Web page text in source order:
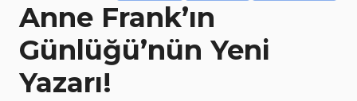
Anne Frank’ın
Günlüğü’nün Yeni
Yazarı!